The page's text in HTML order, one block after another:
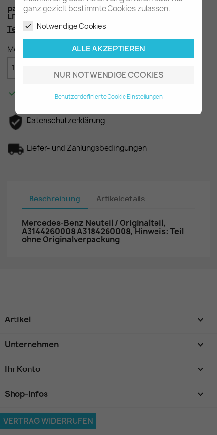
ganz gezielt bestimmte Cookies zulassen.
Notwendige Cookies
ALLE AKZEPTIEREN
NUR NOTWENDIGE COOKIES
Benutzerdefinierte Cookie Einstellungen
passend für die Baureihen W316 / W318 im
LP LPK LPO 809 811 813 913 etc.
Teilenummer: A3144260008 A3184260008
Menge
 Am Lager - In 2-3 Tagen bei Ihnen.
Datenschutzerklärung
Liefer- und Zahlungsbedingungen
Beschreibung Artikeldetails
Mercedes-Benz Neuteil / Originalteil,
A3144260008 A3184260008, Hinweis: Teil
ohne Originalverpackung
Artikel 
Unternehmen 
Ihr Konto 
Shop-Infos keyboard_arrow_down
VERTRAG WIDERRUFEN